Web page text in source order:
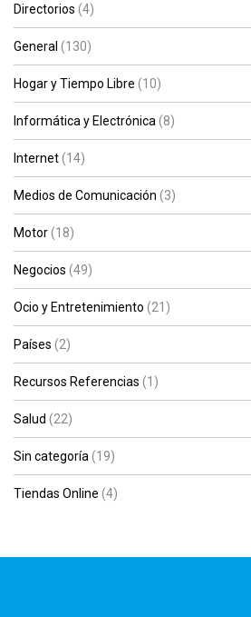
Directorios (4)
General (130)
Hogar y Tiempo Libre (10)
Informática y Electrónica (8)
Internet(14)
Medios de Comunicación (3)
Motor(18)
Negocios (49)
Ocio y Entretenimiento (21)
Países (2)
Recursos Referencias (1)
Salud (22)
Sin categoría (19)
Tiendas Online (4)